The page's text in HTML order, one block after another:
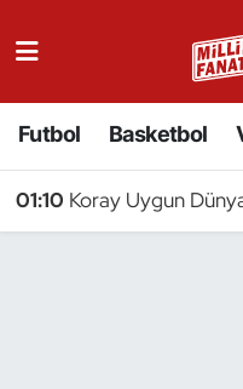
Futbol Basketbol
01:10 Koray Uygun
Badminton